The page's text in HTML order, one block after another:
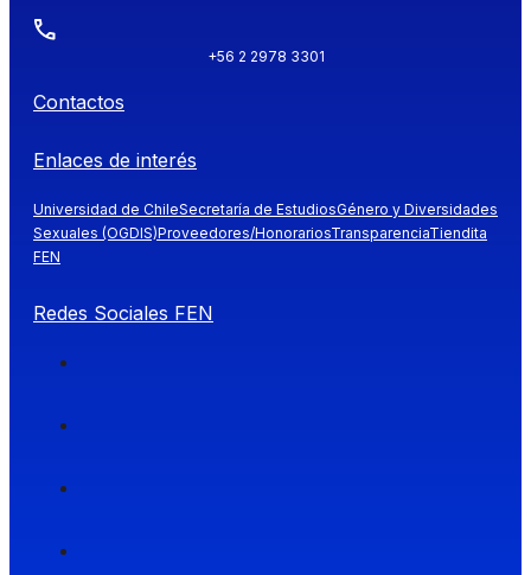
+56 2 2978 3301
Contactos
Enlaces de interés
Universidad de ChileSecretaría de EstudiosGénero y Diversidades
Sexuales (OGDIS)Proveedores/HonorariosTransparenciaTiendita
FEN
Redes Sociales FEN